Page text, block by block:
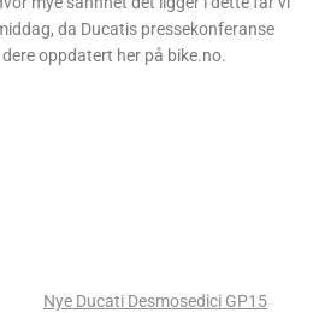
da Ducatis pressekonferanse
oppdatert her på bike.no.
Nye Ducati Desmosedici GP15